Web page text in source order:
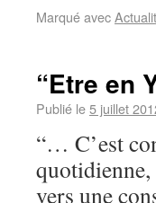
Marqué avec
“Etre en
Publié le5 juillet
“… C’est
quotidienne,
vers une